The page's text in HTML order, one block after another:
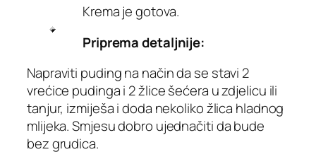
Krema je gotova.
Priprema detaljnije:
Napraviti puding na način da se stavi 2
vrećice pudinga i 2 žlice šećera u zdjelicu ili
tanjur, izmiješa i doda nekoliko žlica hladnog
mlijeka. Smjesu dobro ujednačiti da bude
bez grudica.